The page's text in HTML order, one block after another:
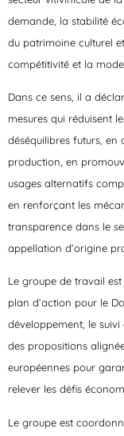
demande, la stabilité
du patrimoine culturel
compétitivité et la
Dans ce sens, il a
mesures qui réduisent
déséquilibres futurs,
production, en
usages alternatifs
en renforçant les
transparence dans le
appellation d’origine
Le groupe de travail
plan d’action pour le
développement, le suivi
des propositions
européennes pour
relever les défis
Le groupe est